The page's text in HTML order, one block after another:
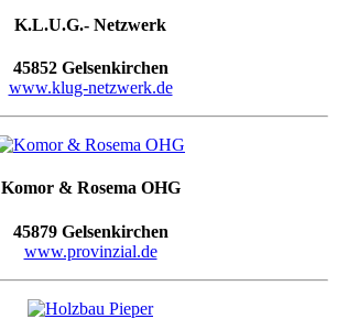
K.L.U.G.- Netzwerk
45852 Gelsenkirchen
www.klug-netzwerk.de
Komor & Rosema OHG
45879 Gelsenkirchen
www.provinzial.de